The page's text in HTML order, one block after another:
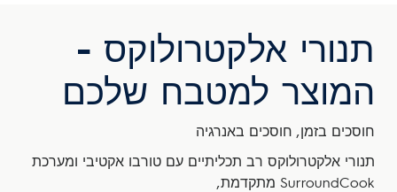
תנורי אלקטרולוקס -
המוצר למטבח שלכם
חוסכים בזמן, חוסכים באנרגיה
תנורי אלקטרולוקס רב תכליתיים עם טורבו אקטיבי ומערכת
SurroundCook מתקדמת,